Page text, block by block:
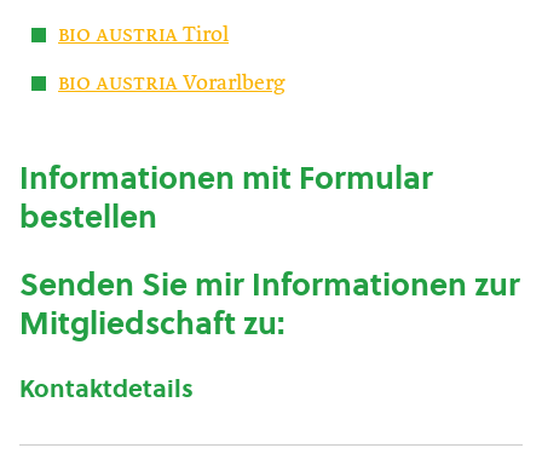
bio austria Tirol
bio austria Vorarlberg
Informationen mit Formular
bestellen
Senden Sie mir Informationen zur
Mitgliedschaft zu:
Kontaktdetails